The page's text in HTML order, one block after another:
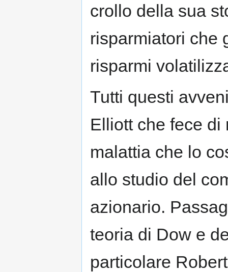
crollo della sua
risparmiatori che
risparmi
Tutti questi
Elliott che fece di
malattia che lo
allo studio del
azionario.
teoria di Dow e
particolare